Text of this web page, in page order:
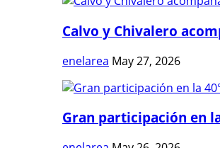
Calvo y Chivalero
enelarea May 27, 2026
Gran participación en